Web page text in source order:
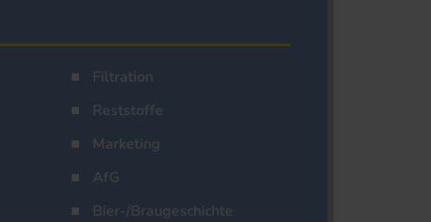
Filtration
Reststoffe
Marketing
AfG
Bier-/Braugeschichte